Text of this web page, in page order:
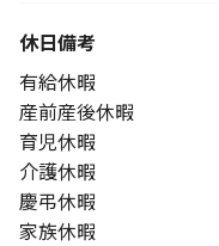
休日備考
有給休暇
産前産後休暇
育児休暇
介護休暇
慶弔休暇
家族休暇